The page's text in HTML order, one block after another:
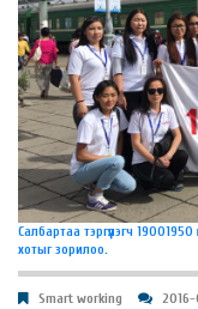
Салбартаа тэргүүлэгч
хотыг зорилоо.
Smart working